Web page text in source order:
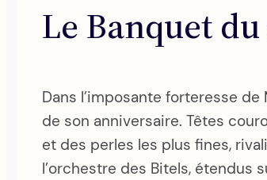
Le Banquet
Dans l’imposante forteresse
de son anniversaire. Têtes
et des perles les plus fines,
l’orchestre des Bitels, étendus